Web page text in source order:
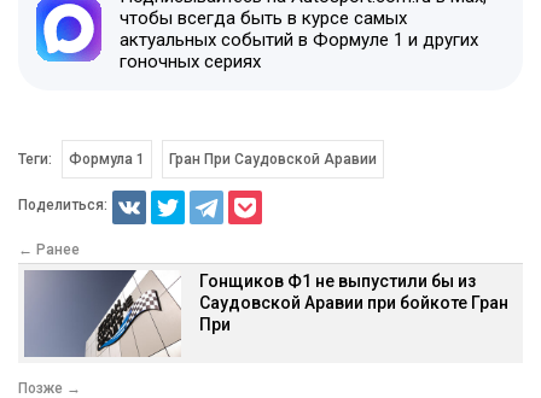
чтобы всегда быть в курсе самых
актуальных событий в Формуле 1 и других
гоночных сериях
Теги: Формула 1 Гран При Саудовской Аравии
Поделиться:
← Ранее
Гонщиков Ф1 не выпустили бы из
Саудовской Аравии при бойкоте Гран
При
Позже →